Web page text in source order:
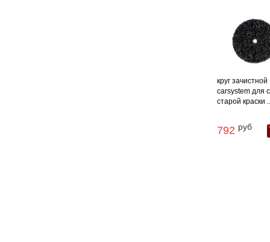
круг зачистной
carsystem для
старой краски
792 руб